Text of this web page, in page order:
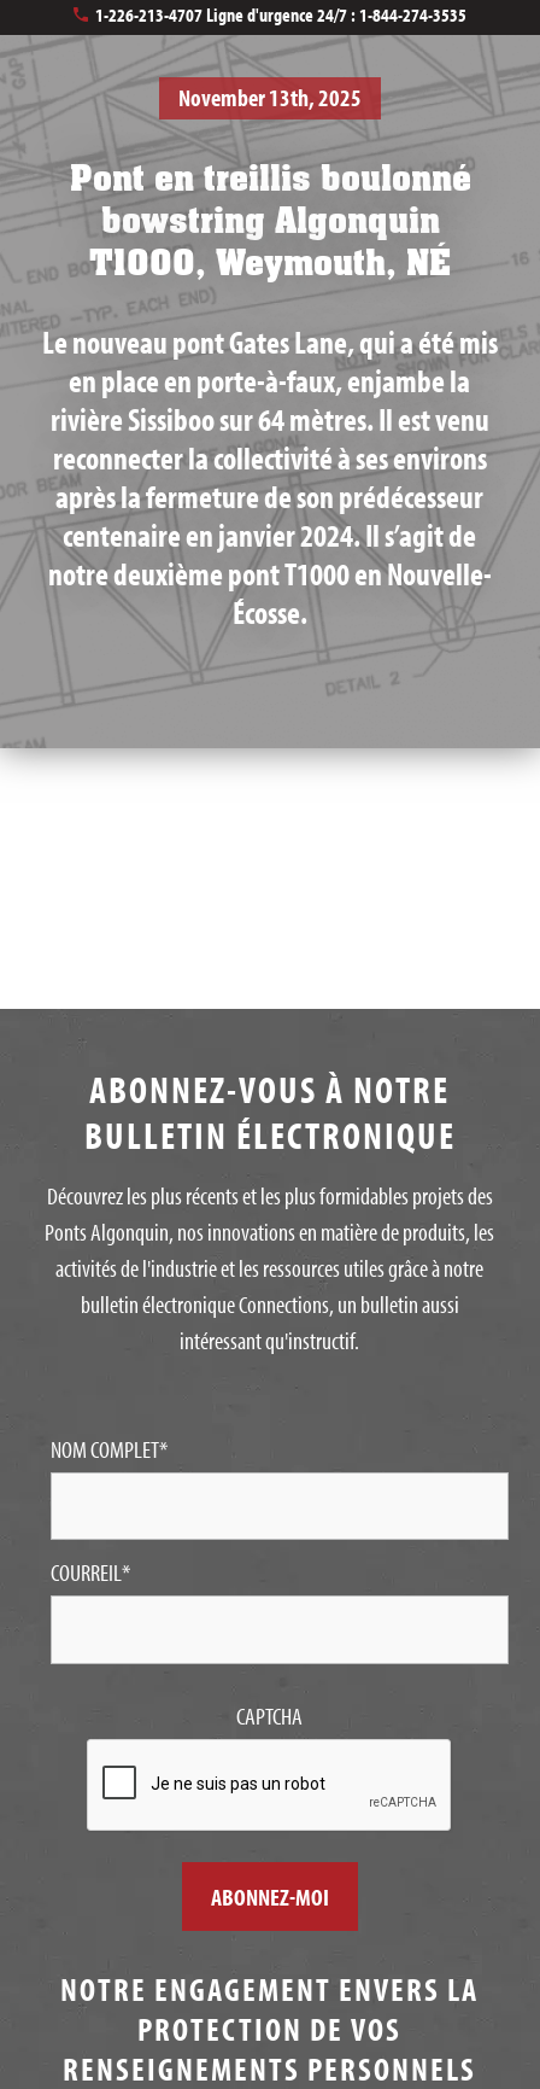
1-226-213-4707 Ligne d'urgence 24/7 :1-844-274-3535
November 13th, 2025
Pont en treillis boulonné
bowstring Algonquin
T1000, Weymouth, NÉ
Le nouveau pont Gates Lane, qui a été mis
en place en porte-à-faux, enjambe la
rivière Sissiboo sur 64 mètres. Il est venu
reconnecter la collectivité à ses environs
après la fermeture de son prédécesseur
centenaire en janvier 2024. Il s’agit de
notre deuxième pont T1000 en Nouvelle-
Écosse.
ABONNEZ-VOUS À NOTRE
BULLETIN ÉLECTRONIQUE
Découvrez les plus récents et les plus formidables projets des
Ponts Algonquin, nos innovations en matière de produits, les
activités de l'industrie et les ressources utiles grâce à notre
bulletin électronique Connections, un bulletin aussi
intéressant qu'instructif.
NOM COMPLET*
COURREIL*
CAPTCHA
NOTRE ENGAGEMENT ENVERS LA
PROTECTION DE VOS
RENSEIGNEMENTS PERSONNELS